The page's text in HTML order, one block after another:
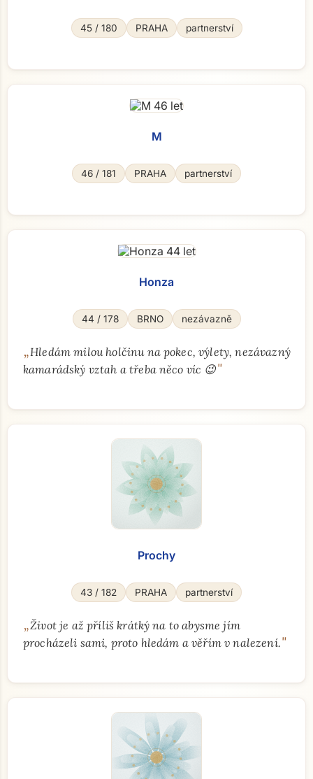
45 / 180 PRAHA partnerství
M
46 / 181 PRAHA partnerství
Honza
44 / 178 BRNO nezávazně
„Hledám milou holčinu na pokec, výlety, nezávazný
kamarádský vztah a třeba něco víc 😉"
Prochy
43 / 182 PRAHA partnerství
„Život je až příliš krátký na to abysme jím
procházeli sami, proto hledám a věřím v nalezení."